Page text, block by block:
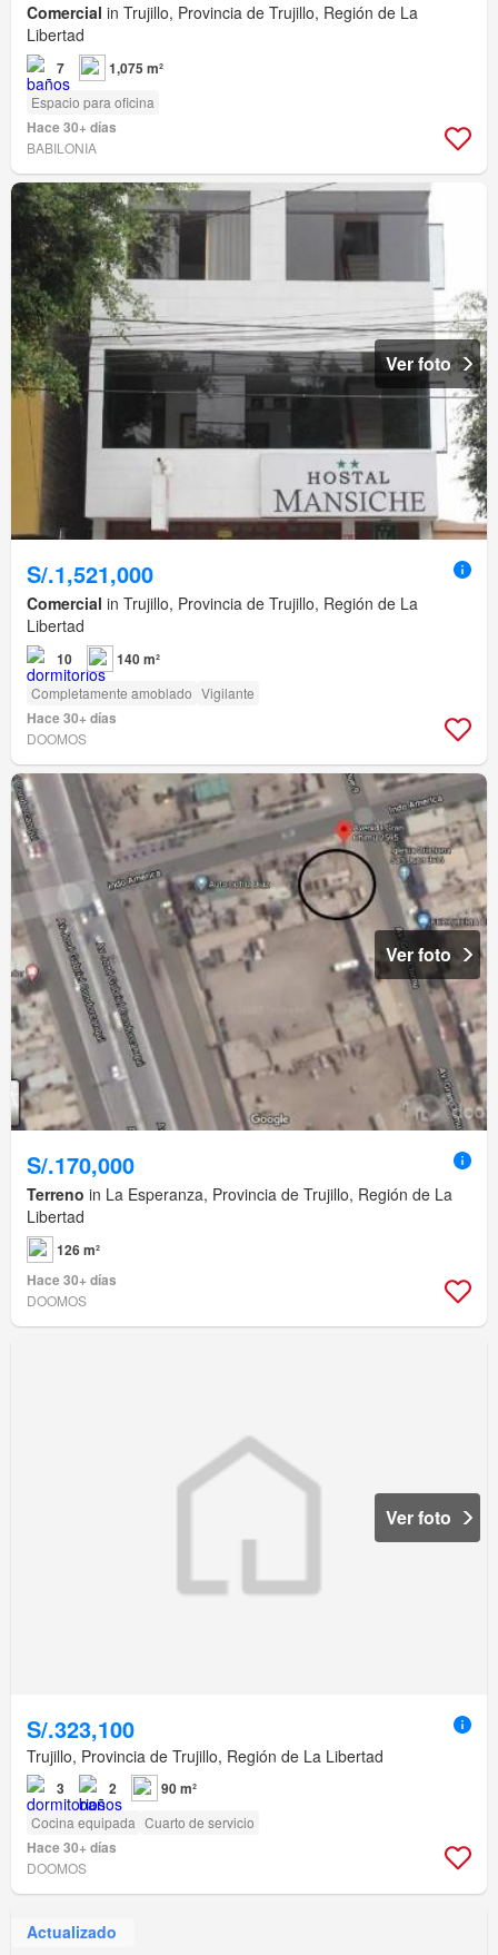
Comercial in Trujillo, Provincia de Trujillo, Región de La
Libertad
7 1,075 m²
Espacio para oficina
Hace 30+ días
BABILONIA
Ver foto
S/.1,521,000
Comercial in Trujillo, Provincia de Trujillo, Región de La
Libertad
10 140 m²
Completamente amoblado Vigilante
Hace 30+ días
DOOMOS
Ver foto
S/.170,000
Terreno in La Esperanza, Provincia de Trujillo, Región de La
Libertad
126 m²
Hace 30+ días
DOOMOS
Ver foto
S/.323,100
Trujillo, Provincia de Trujillo, Región de La Libertad
3 2 90 m²
Cocina equipada Cuarto de servicio
Hace 30+ días
DOOMOS
Actualizado